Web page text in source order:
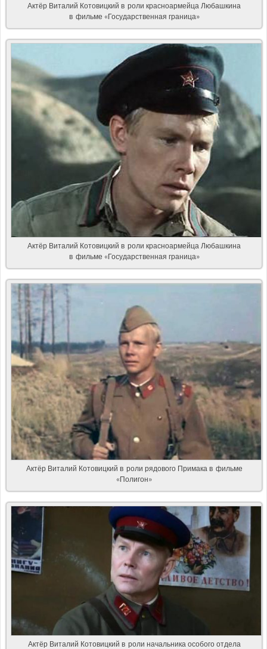
Актёр Виталий Котовицкий в роли красноармейца Любашкина
в фильме «Государственная граница»
Актёр Виталий Котовицкий в роли красноармейца Любашкина
в фильме «Государственная граница»
Актёр Виталий Котовицкий в роли рядового Примака в фильме
«Полигон»
Актёр Виталий Котовицкий в роли начальника особого отдела